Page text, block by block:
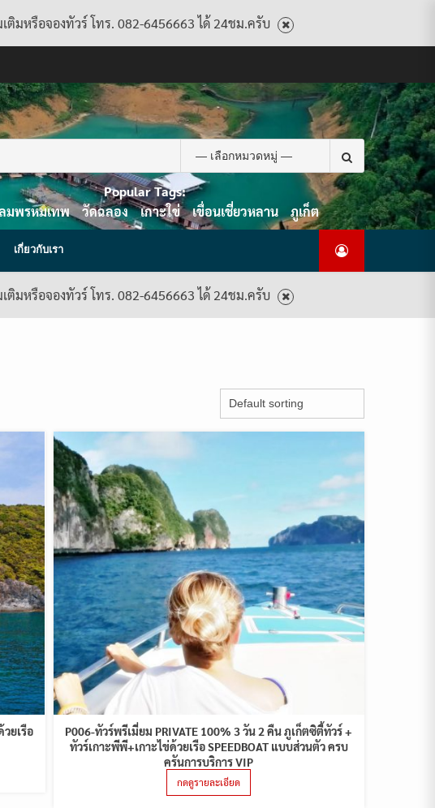
มหรือจองทัวร์ โทร. 082-6456663 ได้ 24ชม.ครับ
USACCOUNT
POLICY
AND
CONDITIONS
แพ็คเกจ
ทัวร์
ทั้งหมด
ต้อนรับ
สู่
ไทย
ท็อป
ทัวร์
กับ
เรา
ทัวร์
ทั้งหมด
Search
for:
Popular Tags:
มพรหมเทพ
วัดฉลอง เกาะใข่ เขื่อนเชี่ยวหลาน ภูเก็ต
เกี่ยวกับเรา
มหรือจองทัวร์ โทร. 082-6456663 ได้ 24ชม.ครับ
ยเรือ
P006-ทัวร์พรีเมี่ยม PRIVATE 100% 3 วัน 2 คืน ภูเก็ตซิตี้ทัวร์ +
ทัวร์เกาะพีพี+เกาะไข่ด้วยเรือ SPEEDBOAT แบบส่วนตัว ครบ
ครันการบริการ VIP
กดดูรายละเอียด